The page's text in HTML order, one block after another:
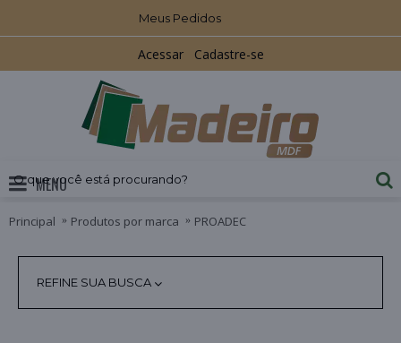
Meus Pedidos
Acessar Cadastre-se
MENU
Principal Produtos por marca PROADEC
REFINE SUA BUSCA